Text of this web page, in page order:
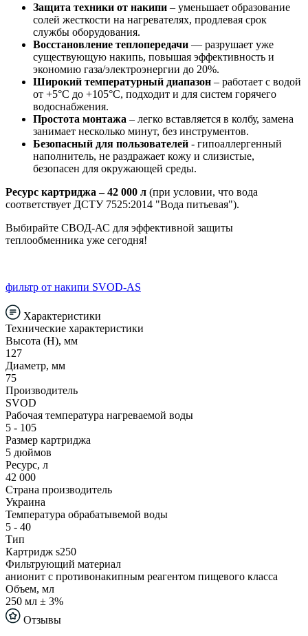
Защита техники от накипи – уменьшает образование
солей жесткости на нагревателях, продлевая срок
службы оборудования.
Восстановление теплопередачи — разрушает уже
существующую накипь, повышая эффективность и
экономию газа/электроэнергии до 20%.
Широкий температурный диапазон – работает с водой
от +5°C до +105°C, подходит и для систем горячего
водоснабжения.
Простота монтажа – легко вставляется в колбу, замена
занимает несколько минут, без инструментов.
Безопасный для пользователей - гипоаллергенный
наполнитель, не раздражает кожу и слизистые,
безопасен для окружающей среды.
Ресурс картриджа – 42 000 л (при условии, что вода
соответствует ДСТУ 7525:2014 "Вода питьевая").
Выбирайте СВОД-АС для эффективной защиты
теплообменника уже сегодня!
фильтр от накипи SVOD-AS
Характеристики
Технические характеристики
Высота (Н), мм
127
Диаметр, мм
75
Производитель
SVOD
Рабочая температура нагреваемой воды
5 - 105
Размер картриджа
5 дюймов
Ресурс, л
42 000
Страна производитель
Украина
Температура обрабатывемой воды
5 - 40
Тип
Картридж s250
Фильтрующий материал
анионит с противонакипным реагентом пищевого класса
Объем, мл
250 мл ± 3%
Отзывы